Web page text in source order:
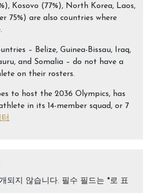
Kosovo (77%), North Korea, Laos,
75%) are also countries where
– Belize, Guinea-Bissau, Iraq,
and Somalia – do not have a
on their rosters.
to host the 2036 Olympics, has
in its 14-member squad, or 7
되지 않습니다. 필수 필드는 *로 표